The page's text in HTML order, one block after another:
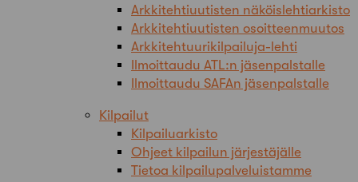
Arkkitehtiuutisten näköislehtiarkisto
Arkkitehtiuutisten osoitteenmuutos
Arkkitehtuurikilpailuja-lehti
Ilmoittaudu ATL:n jäsenpalstalle
Ilmoittaudu SAFAn jäsenpalstalle
Kilpailut
Kilpailuarkisto
Ohjeet kilpailun järjestäjälle
Tietoa kilpailupalveluistamme